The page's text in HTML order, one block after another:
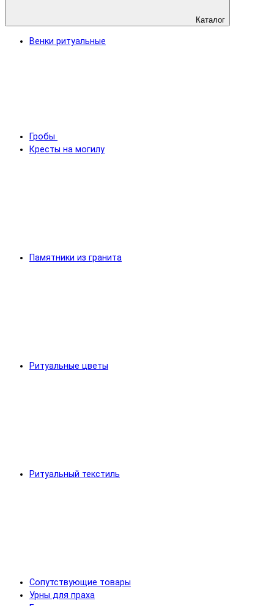
Каталог
Венки ритуальные
Гробы
Кресты на могилу
Памятники из гранита
Ритуальные цветы
Ритуальный текстиль
Сопутствующие товары
Урны для праха